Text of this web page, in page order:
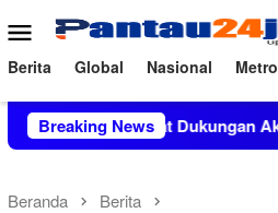
ke
konten
Menu
Mobile
Berita Global Nasional Metro
Breaking News
Dukungan Aktivis Sulsel
Beranda Berita